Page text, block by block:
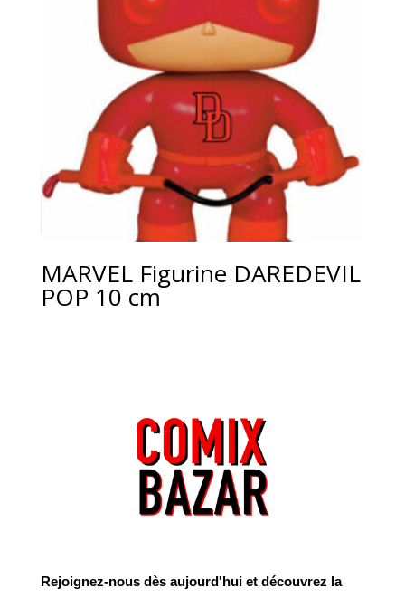
MARVEL Figurine DAREDEVIL
POP 10 cm
Rejoignez-nous dès aujourd'hui et découvrez la